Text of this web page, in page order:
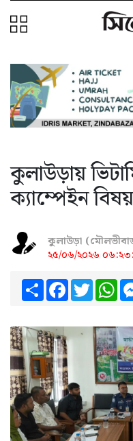
কুলাউড়ায়
ক্যাম্পেইন
কুলাউড়া
২৫/০৬/২০২৬
ShareFacebook
Twitter